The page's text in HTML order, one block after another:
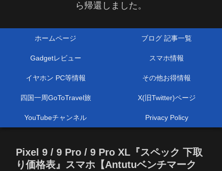
ら帰還しました。
ホームページ ブログ 記事一覧
Gadgetレビュー スマホ情報
イヤホン PC等情報 その他お得情報
四国一周GoToTravel旅 X(旧Twitter)ページ
YouTubeチャンネル Privacy Policy
Pixel 9 / 9 Pro / 9 Pro XL『スペック 下取
り価格表』スマホ【Antutuベンチマーク